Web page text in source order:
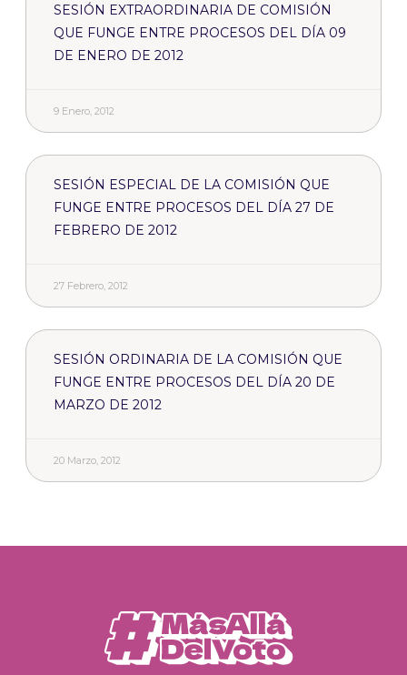
SESIÓN EXTRAORDINARIA DE COMISIÓN
QUE FUNGE ENTRE PROCESOS DEL DÍA 09
DE ENERO DE 2012
9 Enero, 2012
SESIÓN ESPECIAL DE LA COMISIÓN QUE
FUNGE ENTRE PROCESOS DEL DÍA 27 DE
FEBRERO DE 2012
27 Febrero, 2012
SESIÓN ORDINARIA DE LA COMISIÓN QUE
FUNGE ENTRE PROCESOS DEL DÍA 20 DE
MARZO DE 2012
20 Marzo, 2012